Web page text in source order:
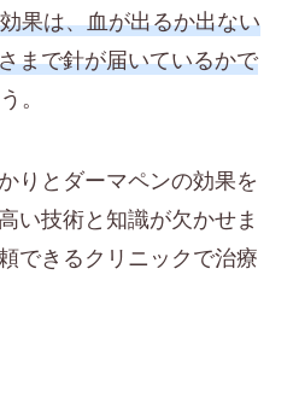
果は、血が出るか出ない
まで針が届いているかで
。
りとダーマペンの効果を
い技術と知識が欠かせま
できるクリニックで治療